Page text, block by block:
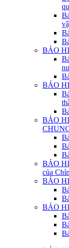
BẢO
BẢO
BẢO
BẢO
của
BẢO
BẢO